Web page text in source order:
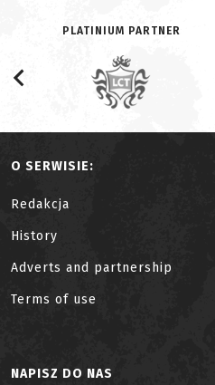
PLATINIUM PARTNER
O SERWISIE:
Redakcja
History
Adverts and partnership
Terms of use
NAPISZ DO NAS